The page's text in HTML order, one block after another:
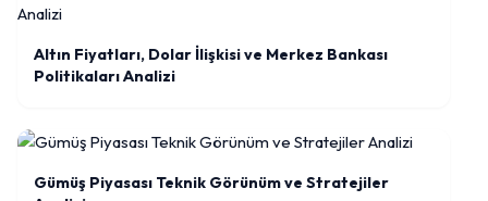
Altın Fiyatları, Dolar İlişkisi ve Merkez Bankası
Politikaları Analizi
Gümüş Piyasası Teknik Görünüm ve Stratejiler